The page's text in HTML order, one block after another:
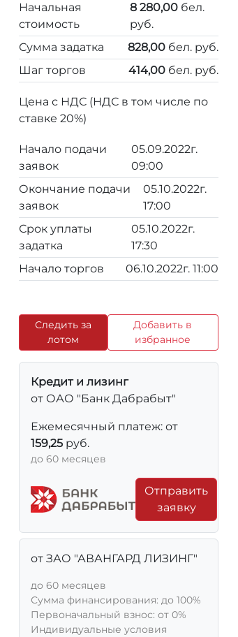
Начальная
стоимость
8 280,00бел.
руб.
Сумма задатка
828,00 бел. руб.
Шаг торгов
414,00 бел. руб.
Цена с НДС (НДС в том числе по
ставке 20%)
Начало подачи
заявок
05.09.2022г.
09:00
Окончание подачи
заявок
05.10.2022г.
17:00
Срок уплаты
задатка
05.10.2022г.
17:30
Начало торгов
06.10.2022г. 11:00
Следить за
лотом
Добавить в
избранное
Кредит и лизинг
от ОАО "Банк Дабрабыт"
Ежемесячный платеж: от
159,25 руб.
до 60 месяцев
Отправить
заявку
от ЗАО "АВАНГАРД ЛИЗИНГ"
до 60 месяцев
Сумма финансирования: до 100%
Первоначальный взнос: от 0%
Индивидуальные условия